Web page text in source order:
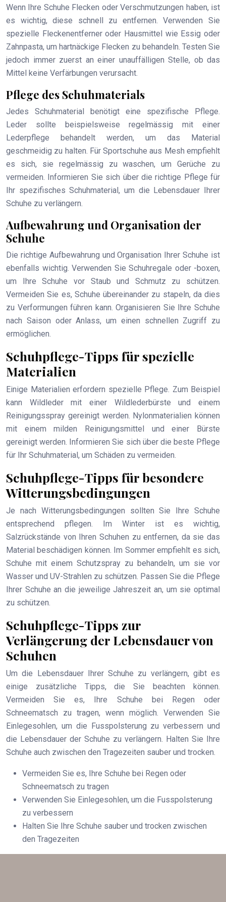
Wenn Ihre Schuhe Flecken oder Verschmutzungen haben, ist
es wichtig, diese schnell zu entfernen. Verwenden Sie
spezielle Fleckenentferner oder Hausmittel wie Essig oder
Zahnpasta, um hartnäckige Flecken zu behandeln. Testen Sie
jedoch immer zuerst an einer unauffälligen Stelle, ob das
Mittel keine Verfärbungen verursacht.
Pflege des Schuhmaterials
Jedes Schuhmaterial benötigt eine spezifische Pflege.
Leder sollte beispielsweise regelmässig mit einer
Lederpflege behandelt werden, um das Material
geschmeidig zu halten. Für Sportschuhe aus Mesh empfiehlt
es sich, sie regelmässig zu waschen, um Gerüche zu
vermeiden. Informieren Sie sich über die richtige Pflege für
Ihr spezifisches Schuhmaterial, um die Lebensdauer Ihrer
Schuhe zu verlängern.
Aufbewahrung und Organisation der
Schuhe
Die richtige Aufbewahrung und Organisation Ihrer Schuhe ist
ebenfalls wichtig. Verwenden Sie Schuhregale oder -boxen,
um Ihre Schuhe vor Staub und Schmutz zu schützen.
Vermeiden Sie es, Schuhe übereinander zu stapeln, da dies
zu Verformungen führen kann. Organisieren Sie Ihre Schuhe
nach Saison oder Anlass, um einen schnellen Zugriff zu
ermöglichen.
Schuhpflege-Tipps für spezielle
Materialien
Einige Materialien erfordern spezielle Pflege. Zum Beispiel
kann Wildleder mit einer Wildlederbürste und einem
Reinigungsspray gereinigt werden. Nylonmaterialien können
mit einem milden Reinigungsmittel und einer Bürste
gereinigt werden. Informieren Sie sich über die beste Pflege
für Ihr Schuhmaterial, um Schäden zu vermeiden.
Schuhpflege-Tipps für besondere
Witterungsbedingungen
Je nach Witterungsbedingungen sollten Sie Ihre Schuhe
entsprechend pflegen. Im Winter ist es wichtig,
Salzrückstände von Ihren Schuhen zu entfernen, da sie das
Material beschädigen können. Im Sommer empfiehlt es sich,
Schuhe mit einem Schutzspray zu behandeln, um sie vor
Wasser und UV-Strahlen zu schützen. Passen Sie die Pflege
Ihrer Schuhe an die jeweilige Jahreszeit an, um sie optimal
zu schützen.
Schuhpflege-Tipps zur
Verlängerung der Lebensdauer von
Schuhen
Um die Lebensdauer Ihrer Schuhe zu verlängern, gibt es
einige zusätzliche Tipps, die Sie beachten können.
Vermeiden Sie es, Ihre Schuhe bei Regen oder
Schneematsch zu tragen, wenn möglich. Verwenden Sie
Einlegesohlen, um die Fusspolsterung zu verbessern und
die Lebensdauer der Schuhe zu verlängern. Halten Sie Ihre
Schuhe auch zwischen den Tragezeiten sauber und trocken.
Vermeiden Sie es, Ihre Schuhe bei Regen oder
Schneematsch zu tragen
Verwenden Sie Einlegesohlen, um die Fusspolsterung
zu verbessern
Halten Sie Ihre Schuhe sauber und trocken zwischen
den Tragezeiten